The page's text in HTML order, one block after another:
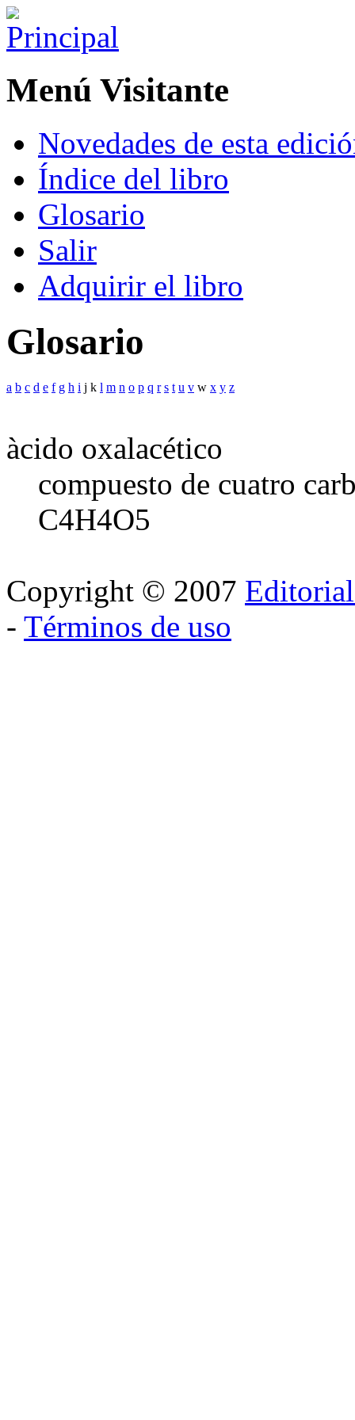
Menú Visitante
Novedades de esta
Índice del libro
Glosario
Salir
Adquirir el libro
Glosario
a b c d e f g h i j k l m n o p q r s t u v w x y z
àcido oxalacético
compuesto de cuatro
C4H4O5
Copyright © 2007
- Términos de uso